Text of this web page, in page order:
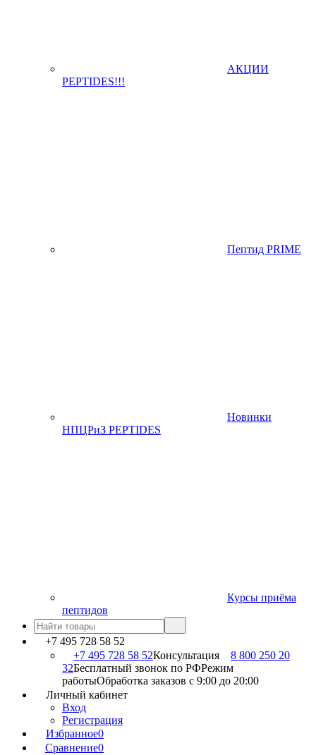
АКЦИИ
PEPTIDES!!!
Пептид PRIME
Новинки
НПЦРиЗ PEPTIDES
Курсы приёма
пептидов
+7 495 728 58 52
+7 495 728 58 52Консультация
8 800 250 20
32Бесплатный звонок по РФРежим
работыОбработка заказов с 9:00 до 20:00
Личный кабинет
Вход
Регистрация
Избранное0
Сравнение0